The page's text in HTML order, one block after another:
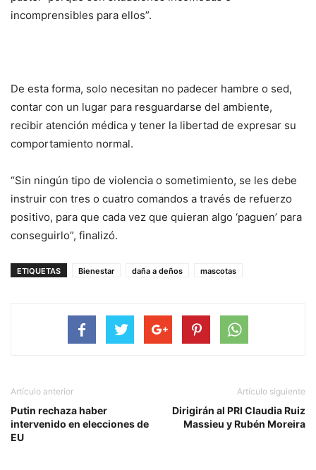
incomprensibles para ellos”.
De esta forma, solo necesitan no padecer hambre o sed,
contar con un lugar para resguardarse del ambiente,
recibir atención médica y tener la libertad de expresar su
comportamiento normal.
“Sin ningún tipo de violencia o sometimiento, se les debe
instruir con tres o cuatro comandos a través de refuerzo
positivo, para que cada vez que quieran algo ‘paguen’ para
conseguirlo”, finalizó.
ETIQUETAS Bienestar daña a deños mascotas
Artículo anterior
Putin rechaza haber
intervenido en elecciones de
EU
Artículo siguiente
Dirigirán al PRI Claudia Ruiz
Massieu y Rubén Moreira